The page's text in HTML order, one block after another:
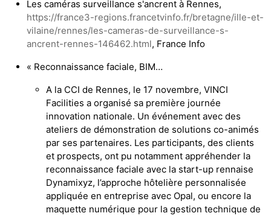
Les caméras surveillance s'ancrent à Rennes,
https://france3-regions.francetvinfo.fr/bretagne/ille-et-
vilaine/rennes/les-cameras-de-surveillance-s-
ancrent-rennes-146462.html, France Info
« Reconnaissance faciale, BIM…
A la CCI de Rennes, le 17 novembre, VINCI
Facilities a organisé sa première journée
innovation nationale. Un événement avec des
ateliers de démonstration de solutions co-animés
par ses partenaires. Les participants, des clients
et prospects, ont pu notamment appréhender la
reconnaissance faciale avec la start-up rennaise
Dynamixyz, l’approche hôtelière personnalisée
appliquée en entreprise avec Opal, ou encore la
maquette numérique pour la gestion technique de